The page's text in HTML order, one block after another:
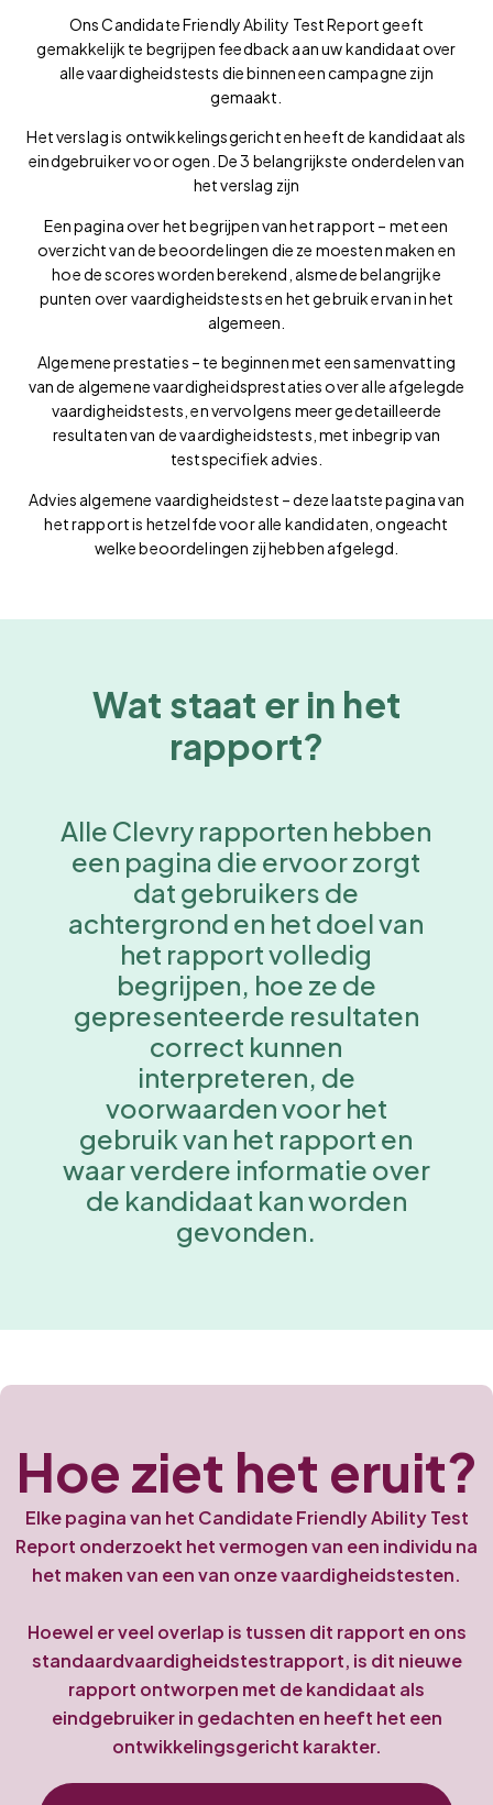
Ons Candidate Friendly Ability Test Report geeft
gemakkelijk te begrijpen feedback aan uw kandidaat over
alle vaardigheidstests die binnen een campagne zijn
gemaakt.
Het verslag is ontwikkelingsgericht en heeft de kandidaat als
eindgebruiker voor ogen. De 3 belangrijkste onderdelen van
het verslag zijn
Een pagina over het begrijpen van het rapport – met een
overzicht van de beoordelingen die ze moesten maken en
hoe de scores worden berekend, alsmede belangrijke
punten over vaardigheidstests en het gebruik ervan in het
algemeen.
Algemene prestaties – te beginnen met een samenvatting
van de algemene vaardigheidsprestaties over alle afgelegde
vaardigheidstests, en vervolgens meer gedetailleerde
resultaten van de vaardigheidstests, met inbegrip van
testspecifiek advies.
Advies algemene vaardigheidstest – deze laatste pagina van
het rapport is hetzelfde voor alle kandidaten, ongeacht
welke beoordelingen zij hebben afgelegd.
Wat staat er in het
rapport?
Alle Clevry rapporten hebben
een pagina die ervoor zorgt
dat gebruikers de
achtergrond en het doel van
het rapport volledig
begrijpen, hoe ze de
gepresenteerde resultaten
correct kunnen
interpreteren, de
voorwaarden voor het
gebruik van het rapport en
waar verdere informatie over
de kandidaat kan worden
gevonden.
Hoe ziet het eruit?
Elke pagina van het Candidate Friendly Ability Test
Report onderzoekt het vermogen van een individu na
het maken van een van onze vaardigheidstesten.
Hoewel er veel overlap is tussen dit rapport en ons
standaardvaardigheidstestrapport, is dit nieuwe
rapport ontworpen met de kandidaat als
eindgebruiker in gedachten en heeft het een
ontwikkelingsgericht karakter.